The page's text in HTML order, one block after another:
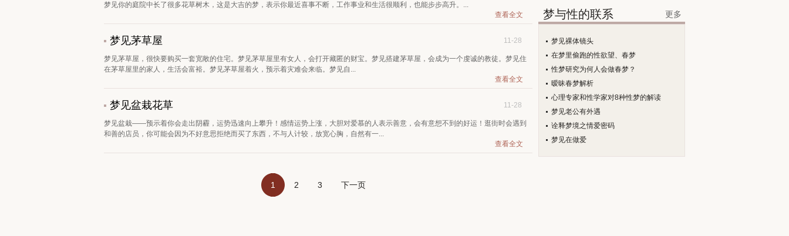
梦见你的庭院中长了很多花草树木，这是大吉的梦，表示你最近喜事不断，工作事业和生活很顺利，也能步步高升。...
查看全文
梦见茅草屋 11-28
梦见茅草屋，很快要购买一套宽敞的住宅。梦见茅草屋里有女人，会打开藏匿的财宝。梦见搭建茅草屋，会成为一个虔诚的教徒。梦见住
在茅草屋里的家人，生活会富裕。梦见茅草屋着火，预示着灾难会来临。梦见自...
查看全文
梦见盆栽花草 11-28
梦见盆栽——预示着你会走出阴霾，运势迅速向上攀升！感情运势上涨，大胆对爱慕的人表示善意，会有意想不到的好运！逛街时会遇到
和善的店员，你可能会因为不好意思拒绝而买了东西，不与人计较，放宽心胸，自然有一...
查看全文
1 2 3 下一页
梦与性的联系 更多
梦见裸体镜头
在梦里偷跑的性欲望、春梦
性梦研究为何人会做春梦？
暧昧春梦解析
心理专家和性学家对8种性梦的解读
梦见老公有外遇
诠释梦境之情爱密码
梦见在做爱